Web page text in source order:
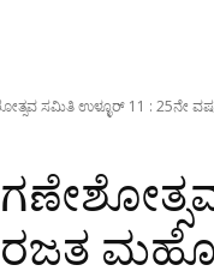
ಸಮಿತಿ ಉಳ್ಳೂರ್ 11 : 25ನೇ
ರಜತ